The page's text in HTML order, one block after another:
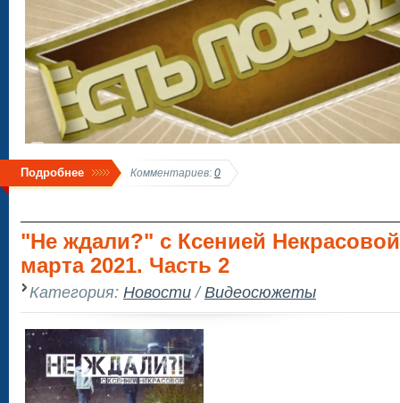
Подробнее Комментариев: 0
"Не ждали?" с Ксенией
марта 2021. Часть 2
Категория: Новости/Видеосюжеты